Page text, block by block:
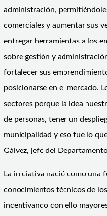
administración,
comerciales y aumentar sus
entregar herramientas a los
sobre gestión y
fortalecer sus
posicionarse en el mercado.
sectores porque la idea
de personas, tener un
municipalidad y eso fue lo
Gálvez, jefe del
La iniciativa nació como una
conocimientos técnicos de
incentivando con ello